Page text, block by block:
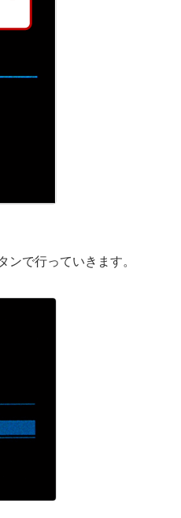
で行っていきます。